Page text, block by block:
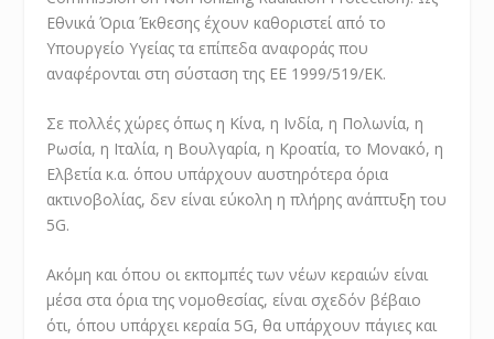
Εθνικά Όρια Έκθεσης έχουν καθοριστεί από το
Υπουργείο Υγείας τα επίπεδα αναφοράς που
αναφέρονται στη σύσταση της ΕΕ 1999/519/ΕΚ.
Σε πολλές χώρες όπως η Κίνα, η Ινδία, η Πολωνία, η
Ρωσία, η Ιταλία, η Βουλγαρία, η Κροατία, το Μονακό, η
Ελβετία κ.α. όπου υπάρχουν αυστηρότερα όρια
ακτινοβολίας, δεν είναι εύκολη η πλήρης ανάπτυξη του
5G.
Ακόμη και όπου οι εκπομπές των νέων κεραιών είναι
μέσα στα όρια της νομοθεσίας, είναι σχεδόν βέβαιο
ότι, όπου υπάρχει κεραία 5G, θα υπάρχουν πάγιες και